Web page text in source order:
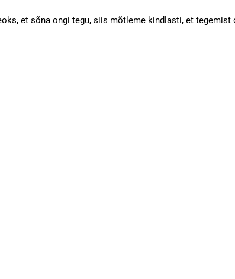
et sõna ongi tegu, siis mõtleme kindlasti, et tegemist